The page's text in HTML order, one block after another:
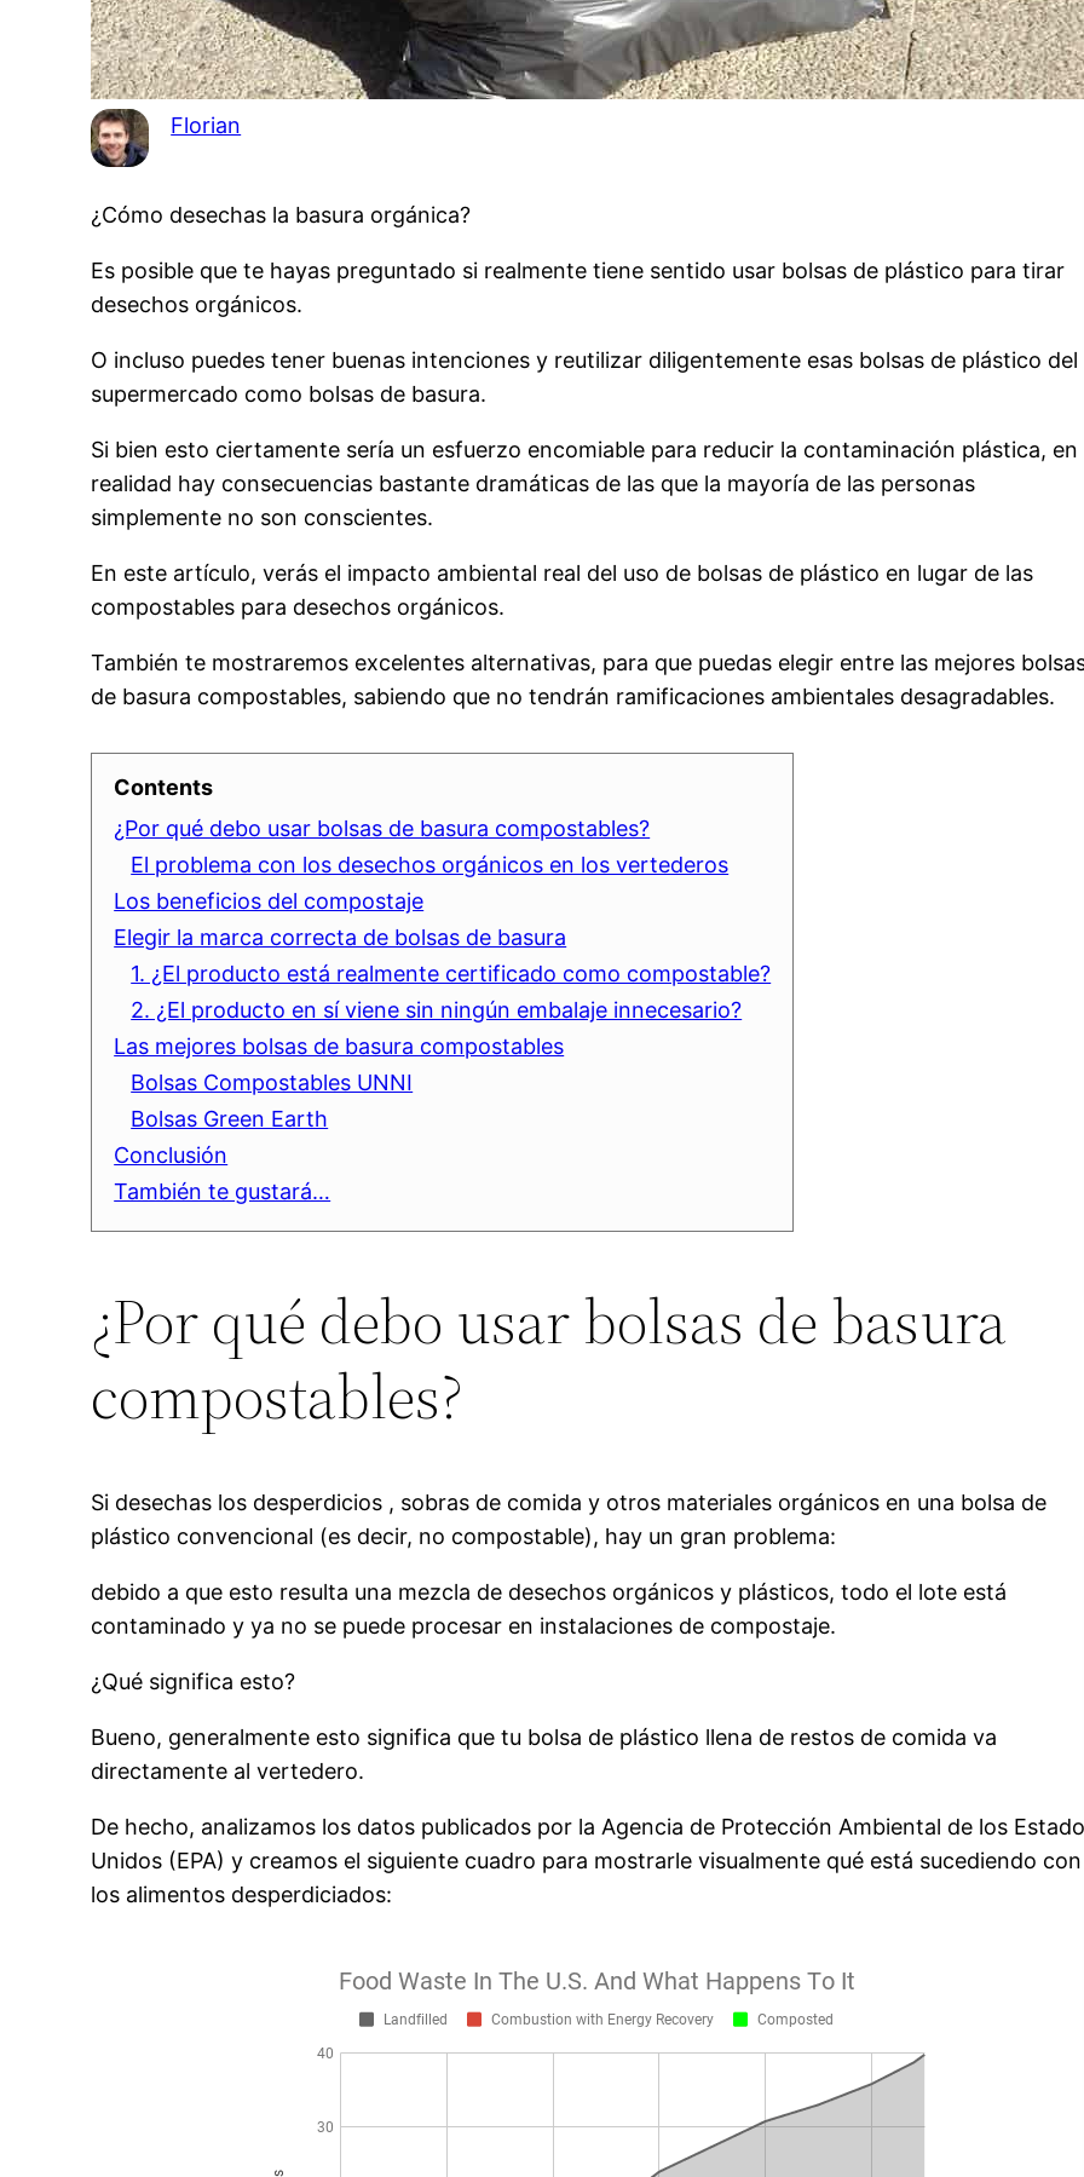
Florian
¿Cómo desechas la basura orgánica?
Es posible que te hayas preguntado si realmente tiene sentido usar bolsas de plástico para tirar
desechos orgánicos.
O incluso puedes tener buenas intenciones y reutilizar diligentemente esas bolsas de plástico del
supermercado como bolsas de basura.
Si bien esto ciertamente sería un esfuerzo encomiable para reducir la contaminación plástica, en
realidad hay consecuencias bastante dramáticas de las que la mayoría de las personas
simplemente no son conscientes.
En este artículo, verás el impacto ambiental real del uso de bolsas de plástico en lugar de las
compostables para desechos orgánicos.
También te mostraremos excelentes alternativas, para que puedas elegir entre las mejores
de basura compostables, sabiendo que no tendrán ramificaciones ambientales desagradables.
Contents
¿Por qué debo usar bolsas de basura compostables?
El problema con los desechos orgánicos en los vertederos
Los beneficios del compostaje
Elegir la marca correcta de bolsas de basura
1. ¿El producto está realmente certificado como compostable?
2. ¿El producto en sí viene sin ningún embalaje innecesario?
Las mejores bolsas de basura compostables
Bolsas Compostables UNNI
Bolsas Green Earth
Conclusión
También te gustará…
¿Por qué debo usar bolsas de basura
compostables?
Si desechas los desperdicios , sobras de comida y otros materiales orgánicos en una bolsa de
plástico convencional (es decir, no compostable), hay un gran problema:
debido a que esto resulta una mezcla de desechos orgánicos y plásticos, todo el lote está
contaminado y ya no se puede procesar en instalaciones de compostaje.
¿Qué significa esto?
Bueno, generalmente esto significa que tu bolsa de plástico llena de restos de comida va
directamente al vertedero.
De hecho, analizamos los datos publicados por la Agencia de Protección Ambiental de los
Unidos (EPA) y creamos el siguiente cuadro para mostrarle visualmente qué está sucediendo con
los alimentos desperdiciados: